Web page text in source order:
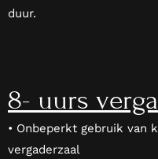
duur.
8- uurs
• Onbeperkt gebruik
vergaderzaal